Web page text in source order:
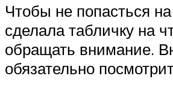
Чтобы не попасться
сделала табличку на
обращать внимание.
обязательно